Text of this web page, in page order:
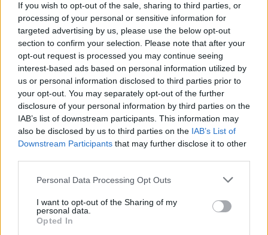
If you wish to opt-out of the sale, sharing to third parties, or
processing of your personal or sensitive information for
targeted advertising by us, please use the below opt-out
section to confirm your selection. Please note that after your
opt-out request is processed you may continue seeing
interest-based ads based on personal information utilized by
us or personal information disclosed to third parties prior to
your opt-out. You may separately opt-out of the further
disclosure of your personal information by third parties on the
IAB’s list of downstream participants. This information may
also be disclosed by us to third parties on the IAB’s List of
Downstream Participants that may further disclose it to other
Please note that this website/app uses one or more Google
not limited to your visit or usage behaviour. You may click to
grant or deny consent to Google and its third-party tags to
use your data for below specified purposes in below Google
Personal Data Processing Opt Outs
I want to opt-out of the Sharing of my
personal data.
Opted In
Ilinca & Cleopatra Stratan dau startul
distracției „Vara asta (pe Tik...
Edward Sanda îşi va petrece ziua de naștere
la Chișinău, împreună...